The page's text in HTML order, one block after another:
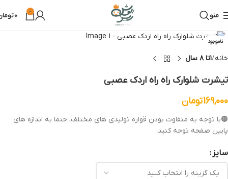
منو 0
0
ناموجود
خانه ۱تا ۸ سال
تیشرت شلوارک راه راه اردک عصبی
169,000تومان
🟠با توجه به متفاوت بودن قواره تولیدی های مختلف، حتما به اندازه های
پایین صفحه توجه کنید.
سایز